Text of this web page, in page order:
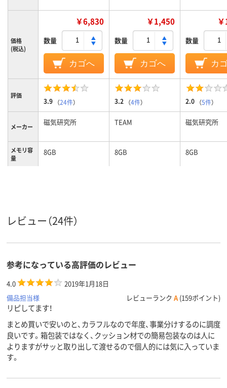
価格
(税込)
￥6,830
数量
カゴへ
￥1,450
数量
カゴへ
数量
カ
評価
3.9 （24件） 3.2 （4件） 2.0 （5件）
メーカー 磁気研究所 TEAM 磁気研究所
メモリ容
量
8GB 8GB 8GB
コネクタ
Type-A
プホール
レビュー（24件）
参考になっている高評価のレビュー
4.0
2019年1月18日
備品担当様
レビューランク A (159ポイント)
リピしてます！
まとめ買いで安いのと、カラフルなので年度、事業分けするのに調度
良いです。箱包装ではなく、クッション材での簡易包装なのは人に
よりますがサッと取り出して渡せるので個人的には気に入っていま
す。